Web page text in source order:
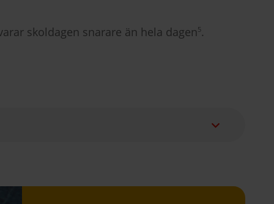
skoldagen snarare än hela dagen 5 .